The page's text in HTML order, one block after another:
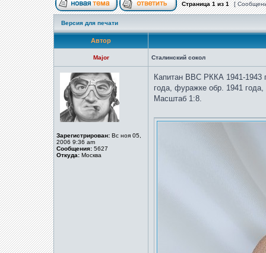
Страница1из1 [
Версия для печати
Автор
Major Сталинский сокол
Зарегистрирован: Вс ноя 05,
2006 9:36 am
Сообщения: 5627
Откуда: Москва
Капитан ВВС РККА 1941-1943
года, фуражке обр. 1941
Масштаб 1:8.